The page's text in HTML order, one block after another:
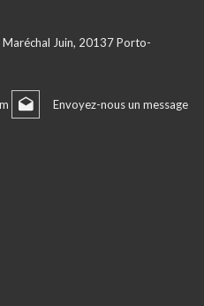
Maréchal Juin, 20137 Porto-
Envoyez-nous un message